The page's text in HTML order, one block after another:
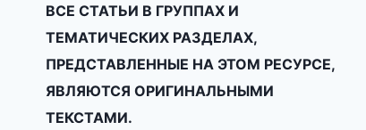
ВСЕ СТАТЬИ В ГРУППАХ И
ТЕМАТИЧЕСКИХ РАЗДЕЛАХ,
ПРЕДСТАВЛЕННЫЕ НА ЭТОМ РЕСУРСЕ,
ЯВЛЯЮТСЯ ОРИГИНАЛЬНЫМИ
ТЕКСТАМИ.